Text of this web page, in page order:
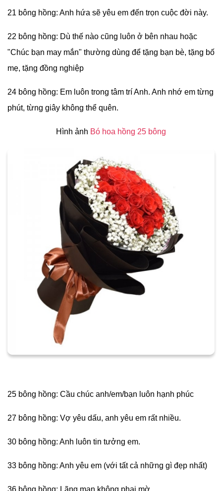
21 bông hồng: Anh hứa sẽ yêu em đến trọn cuộc đời này.
22 bông hồng: Dù thế nào cũng luôn ở bên nhau hoặc
"Chúc bạn may mắn" thường dùng để tặng bạn bè, tặng bố
mẹ, tặng đồng nghiệp
24 bông hồng: Em luôn trong tâm trí Anh. Anh nhớ em từng
phút, từng giây không thể quên.
Hình ảnh Bó hoa hồng 25 bông
25 bông hồng: Cầu chúc anh/em/bạn luôn hạnh phúc
27 bông hồng: Vợ yêu dấu, anh yêu em rất nhiều.
30 bông hồng: Anh luôn tin tưởng em.
33 bông hồng: Anh yêu em (với tất cả những gì đẹp nhất)
36 bông hồng: Lãng mạn không phai mờ